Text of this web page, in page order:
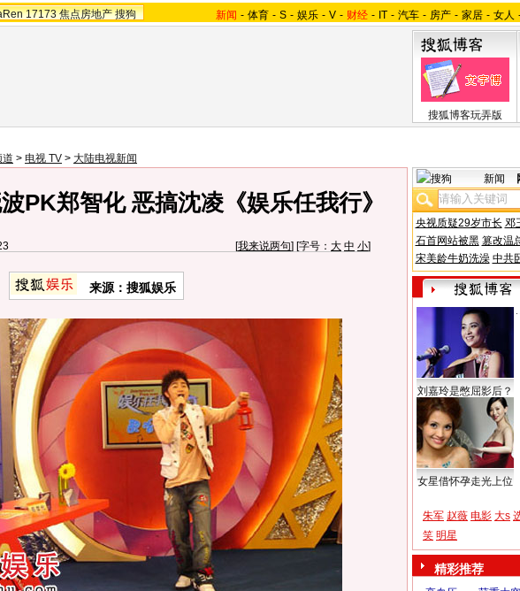
17173 焦点房地产 搜狗 新闻 - 体育 - S - 娱乐 - V - 财经 - IT - 汽车 - 房产 - 家居 - 女人
搜狐博客玩弄版
道 > 电视 TV > 大陆电视新闻
PK郑智化 恶搞沈凌《娱乐任我行》
[我来说两句] [字号： 大 中 小]
来源：搜狐娱乐
新闻
央视质疑29岁市长 邓
石首网站被黑 篡改温
宋美龄牛奶洗澡 中共
刘嘉玲是憋屈影后？
女星借怀孕走光上位
朱军 赵薇 电影 大s
笑 明星
精彩推荐